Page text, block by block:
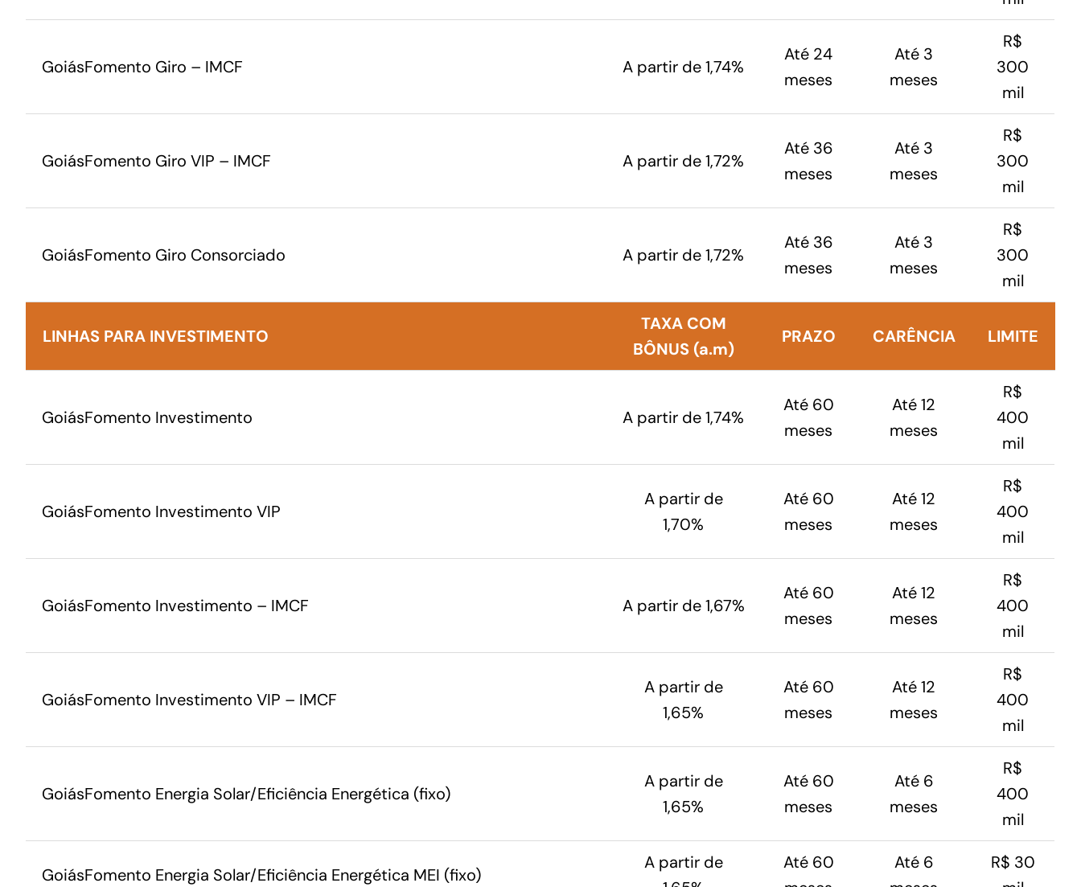
GoiásFomento Giro – IMCF A partir de 1,74%
Até 24
meses
Até 3
meses
R$
300
mil
GoiásFomento Giro VIP – IMCF A partir de 1,72%
Até 36
meses
Até 3
meses
R$
300
mil
GoiásFomento Giro Consorciado A partir de 1,72%
Até 36
meses
Até 3
meses
R$
300
mil
LINHAS PARA INVESTIMENTO
TAXA COM
BÔNUS (a.m)
PRAZO CARÊNCIA LIMITE
GoiásFomento Investimento A partir de 1,74%
Até 60
meses
Até 12
meses
R$
400
mil
GoiásFomento Investimento VIP
A partir de
1,70%
Até 60
meses
Até 12
meses
R$
400
mil
GoiásFomento Investimento – IMCF A partir de 1,67%
Até 60
meses
Até 12
meses
R$
400
mil
GoiásFomento Investimento VIP – IMCF
A partir de
1,65%
Até 60
meses
Até 12
meses
R$
400
mil
GoiásFomento Energia Solar/Eficiência Energética (fixo)
A partir de
1,65%
Até 60
meses
Até 6
meses
R$
400
mil
GoiásFomento Energia Solar/Eficiência Energética MEI (fixo)
A partir de
Até 60
Até 6
R$ 30